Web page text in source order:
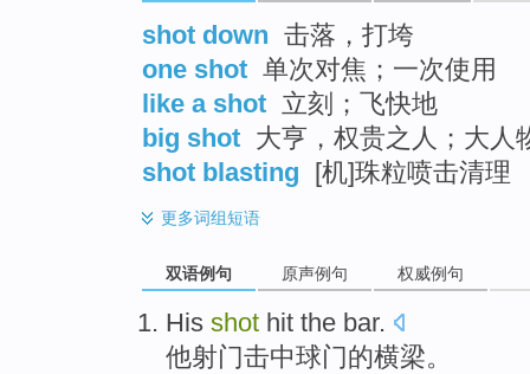
shot down 击落，打垮
one shot 单次对焦；一次使用
like a shot 立刻；飞快地
big shot 大亨，权贵之人；大人
shot blasting [机]珠粒喷击清理
更多词组短语
双语例句 原声例句 权威例句
His shot hit the bar.
他射门击中球门的横梁。